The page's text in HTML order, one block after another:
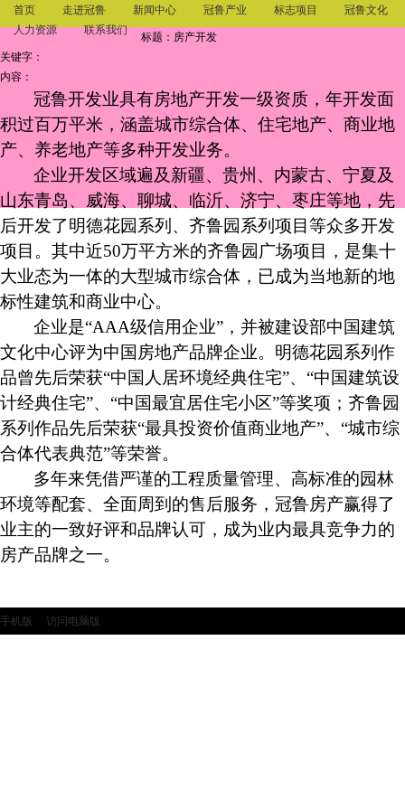
首页 走进冠鲁 新闻中心 冠鲁产业 标志项目
冠鲁文化
人力资源
联系我们
标题：房产开发
关键字：
内容：
冠鲁开发业具有房地产开发一级资质，年开发面
积过百万平米，涵盖城市综合体、住宅地产、商业地
产、养老地产等多种开发业务。
企业开发区域遍及新疆、贵州、内蒙古、宁夏及
山东青岛、威海、聊城、临沂、济宁、枣庄等地， 先
后开发了明德花园系列、齐鲁园系列项目等众多开发
项目。其中近50万平方米的齐鲁园广场项目，是集十
大业态为一体的大型城市综合体，已成为当地新的地
标性建筑和商业中心。
企业是“AAA级信用企业”，并被建设部中国建筑
文化中心评为中国房地产品牌企业。明德花园系列作
品曾先后荣获“中国人居环境经典住宅”、“中国建筑设
计经典住宅”、“中国最宜居住宅小区”等奖项；齐鲁园
系列作品先后荣获“最具投资价值商业地产”、“城市综
合体代表典范”等荣誉。
多年来凭借严谨的工程质量管理、高标准的园林
环境等配套、全面周到的售后服务，冠鲁房产赢得了
业主的一致好评和品牌认可，成为业内最具竞争力的
房产品牌之一。
手机版 访问电脑版